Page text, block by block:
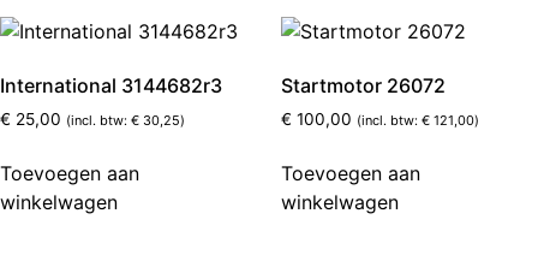
International 3144682r3
€ 25,00 (incl. btw: € 30,25)
Toevoegen aan
winkelwagen
Startmotor 26072
€ 100,00 (incl. btw: € 121,00)
Toevoegen aan
winkelwagen